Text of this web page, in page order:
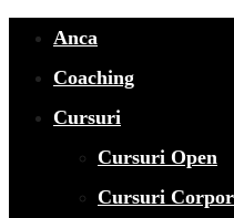
Anca
Coaching
Cursuri
Cursuri Open
Cursuri